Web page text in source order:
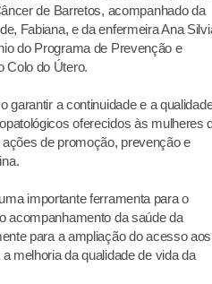
de Barretos, acompanhado da
Fabiana, e da enfermeira Ana
do Programa de Prevenção e
Colo do Útero.
garantir a continuidade e a
oferecidos às mulheres
de promoção, prevenção e
importante ferramenta para o
acompanhamento da saúde da
para a ampliação do acesso aos
melhoria da qualidade de vida da